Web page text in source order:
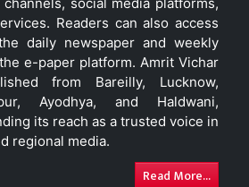
Readers can also access
daily newspaper and weekly
e-paper platform. Amrit Vichar
from Bareilly, Lucknow,
Ayodhya, and Haldwani,
its reach as a trusted voice in
regional media.
Read More...